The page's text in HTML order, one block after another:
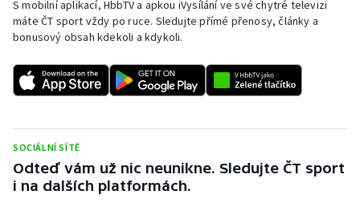
S mobilní aplikací, HbbTV a apkou iVysílání ve své chytré televizi
máte ČT sport vždy po ruce. Sledujte přímé přenosy, články a
bonusový obsah kdekoli a kdykoli.
SOCIÁLNÍ SÍTĚ
Odteď vám už nic neunikne. Sledujte ČT sport
i na dalších platformách.